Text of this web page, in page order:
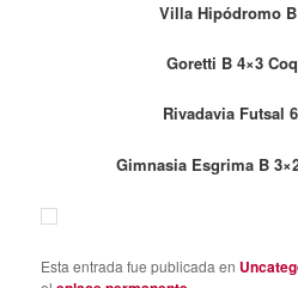
Villa Hipódromo
Goretti B 4×3
Rivadavia Futsal
Gimnasia Esgrima B
Esta entrada fue publicada en